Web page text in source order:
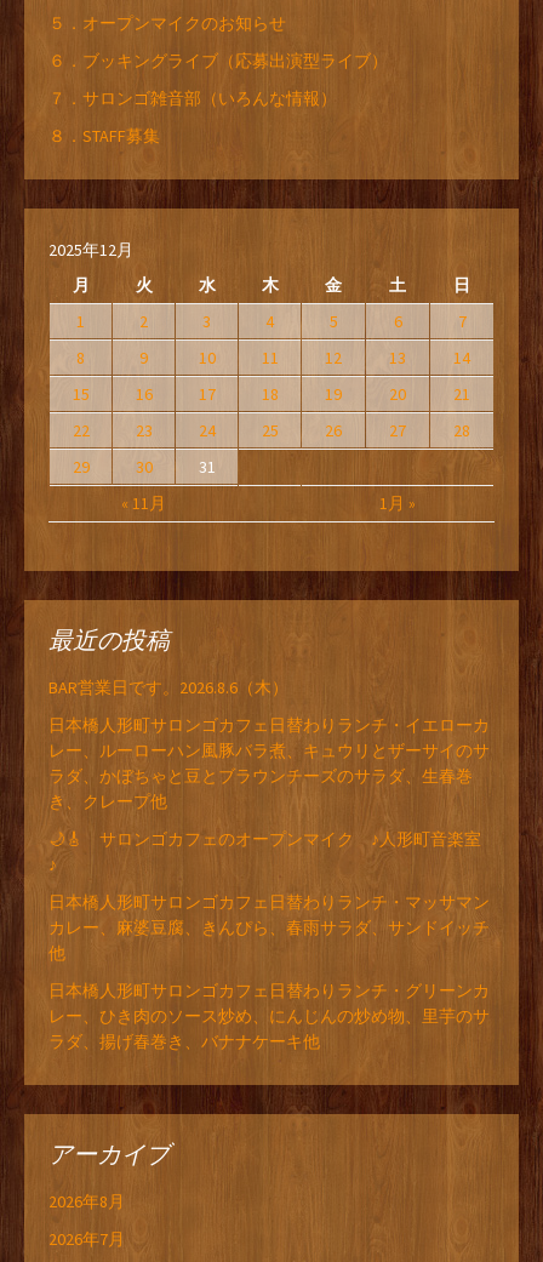
５．オープンマイクのお知らせ
６．ブッキングライブ（応募出演型ライブ）
７．サロンゴ雑音部（いろんな情報）
８．STAFF募集
2025年12月
月
火 水 木 金 土 日
« 11月 1月 »
1 2 3 4 5 6
7
8
9 10 11 12 13
14
15
16 17 18 19 20
21
22
23 24 25 26 27
28
29
30 31
最近の投稿
BAR営業日です。2026.8.6（木）
日本橋人形町サロンゴカフェ日替わりランチ・イエローカ
レー、ルーローハン風豚バラ煮、キュウリとザーサイのサ
ラダ、かぼちゃと豆とブラウンチーズのサラダ、生春巻
き、クレープ他
🌙🎸 サロンゴカフェのオープンマイク ♪人形町音楽室
♪
日本橋人形町サロンゴカフェ日替わりランチ・マッサマン
カレー、麻婆豆腐、きんぴら、春雨サラダ、サンドイッチ
他
日本橋人形町サロンゴカフェ日替わりランチ・グリーンカ
レー、ひき肉のソース炒め、にんじんの炒め物、里芋のサ
ラダ、揚げ春巻き、バナナケーキ他
アーカイブ
2026年8月
2026年7月